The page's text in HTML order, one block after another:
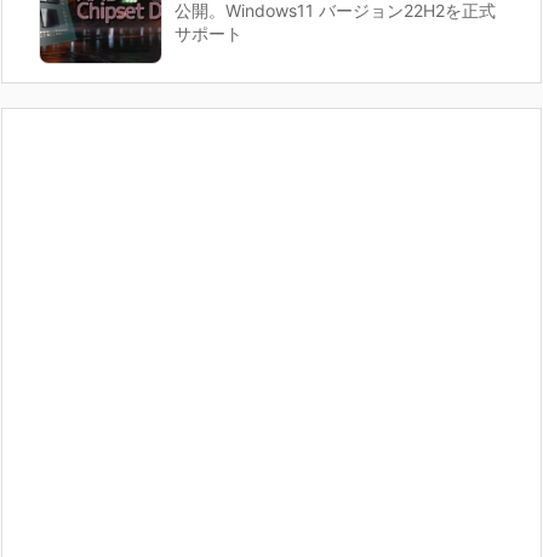
公開。Windows11 バージョン22H2を正式
サポート